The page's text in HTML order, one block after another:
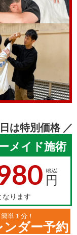
日は特別価格 ／
メイド施術
(税込)
円
ります
簡単１分！
ンダー予約